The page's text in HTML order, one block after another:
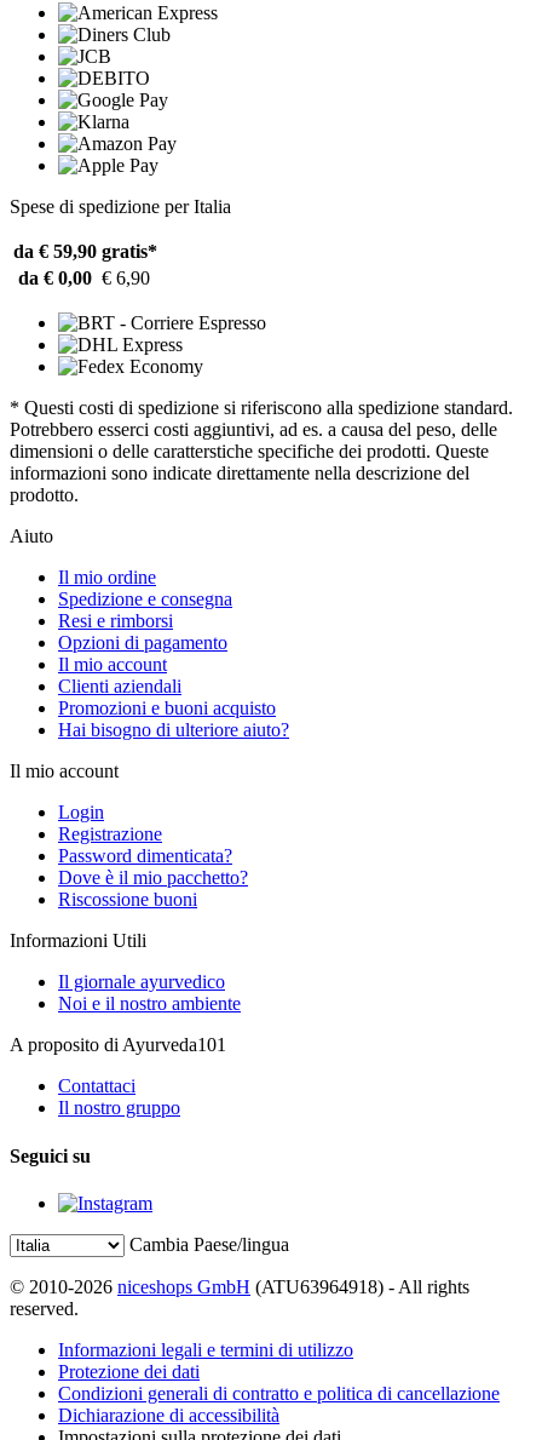
Spese di spedizione per Italia
da € 59,90 gratis*
da € 0,00 € 6,90
* Questi costi di spedizione si riferiscono alla spedizione standard.
Potrebbero esserci costi aggiuntivi, ad es. a causa del peso, delle
dimensioni o delle caratterstiche specifiche dei prodotti. Queste
informazioni sono indicate direttamente nella descrizione del
prodotto.
Aiuto
Il mio ordine
Spedizione e consegna
Resi e rimborsi
Opzioni di pagamento
Il mio account
Clienti aziendali
Promozioni e buoni acquisto
Hai bisogno di ulteriore aiuto?
Il mio account
Login
Registrazione
Password dimenticata?
Dove è il mio pacchetto?
Riscossione buoni
Informazioni Utili
Il giornale ayurvedico
Noi e il nostro ambiente
A proposito di Ayurveda101
Contattaci
Il nostro gruppo
Seguici su
Cambia Paese/lingua
© 2010-2026 niceshops GmbH (ATU63964918) - All rights
reserved.
Informazioni legali e termini di utilizzo
Protezione dei dati
Condizioni generali di contratto e politica di cancellazione
Dichiarazione di accessibilità